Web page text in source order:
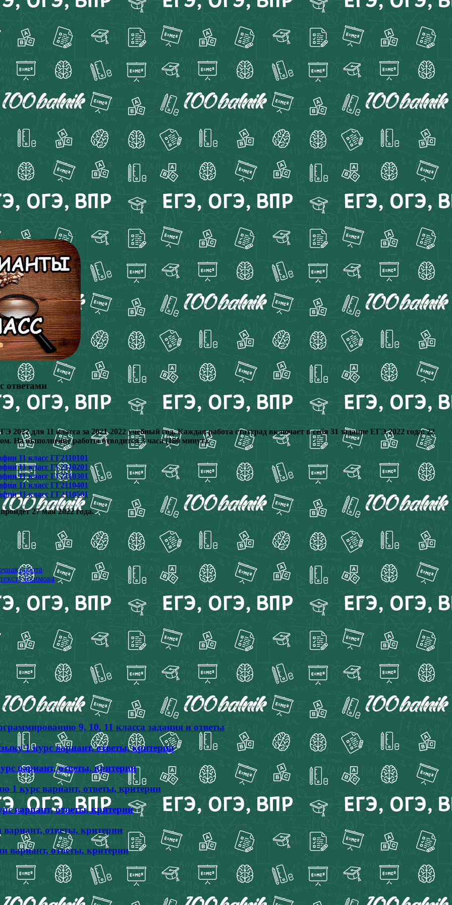
ответами
для 11 класса за 2021-2022 учебный год. Каждая работа статград включает в себя 31 задание ЕГЭ 2022 года: 22
На выполнение работы отводится 3 часа (180 минут).
11 класс ГГ2110101
11 класс ГГ2110201
11 класс ГГ2110301
11 класс ГГ2110401
11 класс ГГ2110501
27 мая 2022 года.
работа
Екимова
9, 10, 11 класса задания и ответы
1 курс вариант, ответы, критерии
вариант, ответы, критерии
1 курс вариант, ответы, критерии
вариант, ответы, критерии
ответы, критерии
вариант, ответы, критерии